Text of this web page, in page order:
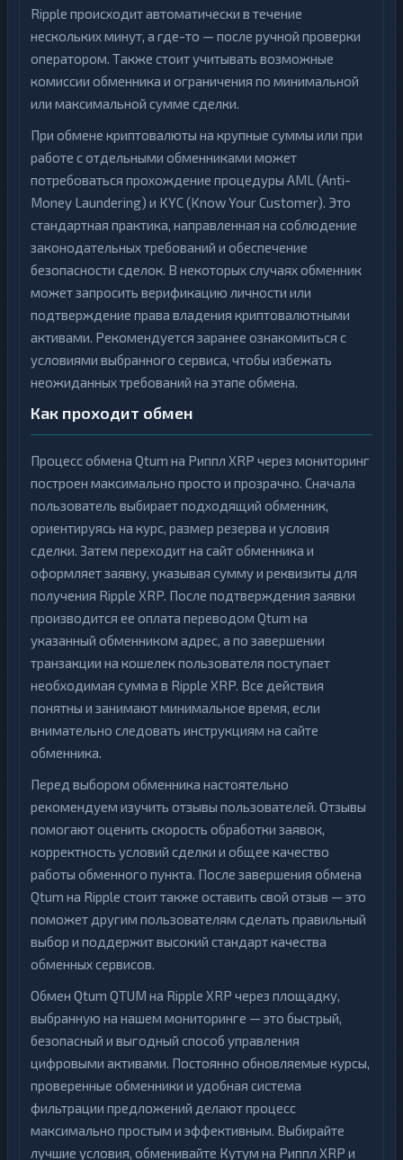
Ripple происходит автоматически в течение
нескольких минут, а где-то — после ручной проверки
оператором. Также стоит учитывать возможные
комиссии обменника и ограничения по минимальной
или максимальной сумме сделки.
При обмене криптовалюты на крупные суммы или при
работе с отдельными обменниками может
потребоваться прохождение процедуры AML (Anti-
Money Laundering) и KYC (Know Your Customer). Это
стандартная практика, направленная на соблюдение
законодательных требований и обеспечение
безопасности сделок. В некоторых случаях обменник
может запросить верификацию личности или
подтверждение права владения криптовалютными
активами. Рекомендуется заранее ознакомиться с
условиями выбранного сервиса, чтобы избежать
неожиданных требований на этапе обмена.
Как проходит обмен
Процесс обмена Qtum на Риппл XRP через мониторинг
построен максимально просто и прозрачно. Сначала
пользователь выбирает подходящий обменник,
ориентируясь на курс, размер резерва и условия
сделки. Затем переходит на сайт обменника и
оформляет заявку, указывая сумму и реквизиты для
получения Ripple XRP. После подтверждения заявки
производится ее оплата переводом Qtum на
указанный обменником адрес, а по завершении
транзакции на кошелек пользователя поступает
необходимая сумма в Ripple XRP. Все действия
понятны и занимают минимальное время, если
внимательно следовать инструкциям на сайте
обменника.
Перед выбором обменника настоятельно
рекомендуем изучить отзывы пользователей. Отзывы
помогают оценить скорость обработки заявок,
корректность условий сделки и общее качество
работы обменного пункта. После завершения обмена
Qtum на Ripple стоит также оставить свой отзыв — это
поможет другим пользователям сделать правильный
выбор и поддержит высокий стандарт качества
обменных сервисов.
Обмен Qtum QTUM на Ripple XRP через площадку,
выбранную на нашем мониторинге — это быстрый,
безопасный и выгодный способ управления
цифровыми активами. Постоянно обновляемые курсы,
проверенные обменники и удобная система
фильтрации предложений делают процесс
максимально простым и эффективным. Выбирайте
лучшие условия, обменивайте Кутум на Риппл XRP и